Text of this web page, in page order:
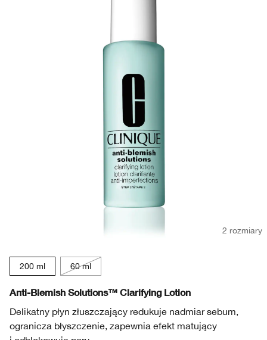
2 rozmiary
200 ml 60 ml
Anti-Blemish Solutions™ Clarifying Lotion
Delikatny płyn złuszczający redukuje nadmiar sebum,
ogranicza błyszczenie, zapewnia efekt matujący